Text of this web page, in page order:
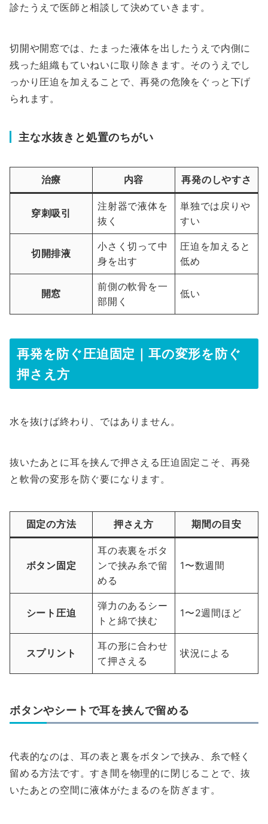
診たうえで医師と相談して決めていきます。
切開や開窓では、たまった液体を出したうえで内側に
残った組織もていねいに取り除きます。そのうえでし
っかり圧迫を加えることで、再発の危険をぐっと下げ
られます。
主な水抜きと処置のちがい
治療 内容 再発のしやすさ
穿刺吸引
注射器で液体を
抜く
単独では戻りや
すい
切開排液
小さく切って中
身を出す
圧迫を加えると
低め
開窓
前側の軟骨を一
部開く
低い
再発を防ぐ圧迫固定｜耳の変形を防ぐ
押さえ方
水を抜けば終わり、ではありません。
抜いたあとに耳を挟んで押さえる圧迫固定こそ、再発
と軟骨の変形を防ぐ要になります。
固定の方法 押さえ方 期間の目安
ボタン固定
耳の表裏をボタ
ンで挟み糸で留
める
1〜数週間
シート圧迫
弾力のあるシー
トと綿で挟む
1〜2週間ほど
スプリント
耳の形に合わせ
て押さえる
状況による
ボタンやシートで耳を挟んで留める
代表的なのは、耳の表と裏をボタンで挟み、糸で軽く
留める方法です。すき間を物理的に閉じることで、抜
いたあとの空間に液体がたまるのを防ぎます。